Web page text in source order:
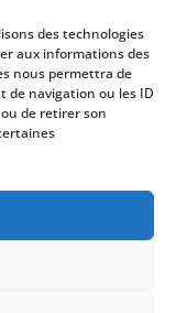
des technologies
aux informations des
nous permettra de
de navigation ou les ID
de retirer son
Julien et
2 simples
un